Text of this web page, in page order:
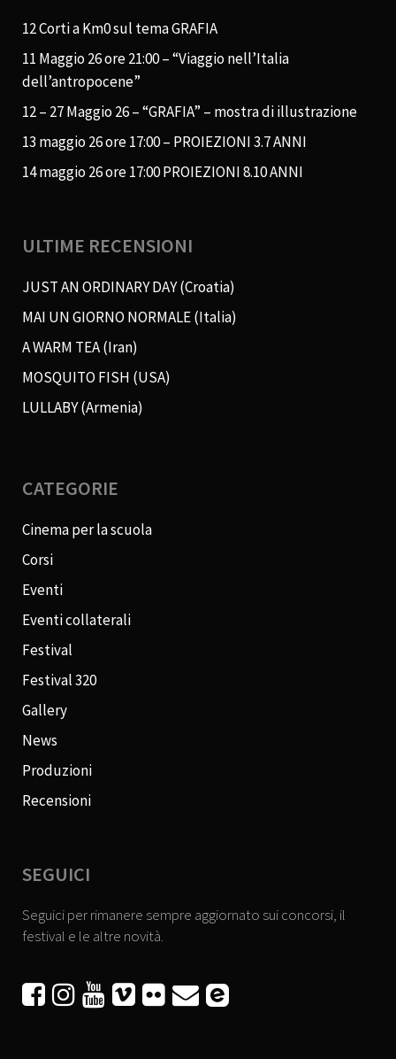
12 Corti a Km0 sul tema GRAFIA
11 Maggio 26 ore 21:00 – “Viaggio nell’Italia
dell’antropocene”
12 – 27 Maggio 26 – “GRAFIA” – mostra di illustrazione
13 maggio 26 ore 17:00 – PROIEZIONI 3.7 ANNI
14 maggio 26 ore 17:00 PROIEZIONI 8.10 ANNI
ULTIME RECENSIONI
JUST AN ORDINARY DAY (Croatia)
MAI UN GIORNO NORMALE (Italia)
A WARM TEA (Iran)
MOSQUITO FISH (USA)
LULLABY (Armenia)
CATEGORIE
Cinema per la scuola
Corsi
Eventi
Eventi collaterali
Festival
Festival 320
Gallery
News
Produzioni
Recensioni
SEGUICI
Seguici per rimanere sempre aggiornato sui concorsi, il
festival e le altre novità.
     